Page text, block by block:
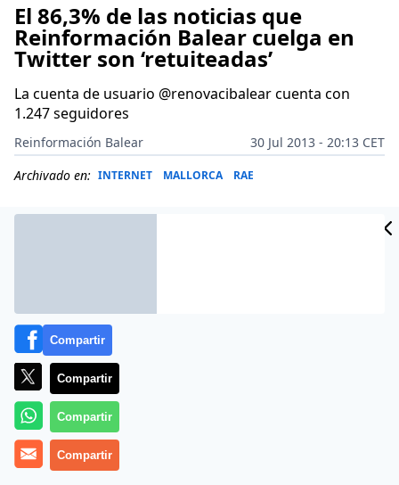
El 86,3% de las noticias que
Reinformación Balear cuelga en
Twitter son ‘retuiteadas’
La cuenta de usuario @renovacibalear cuenta con
1.247 seguidores
Reinformación Balear
30 Jul 2013 - 20:13 CET
Archivado en: INTERNET MALLORCA RAE
ElInstituto Balear de Estudios Sociales
Compartir
Compartir
Compartir
Compartir